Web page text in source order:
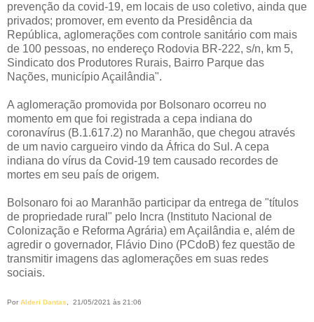
prevenção da covid-19, em locais de uso coletivo, ainda que
privados; promover, em evento da Presidência da
República, aglomerações com controle sanitário com mais
de 100 pessoas, no endereço Rodovia BR-222, s/n, km 5,
Sindicato dos Produtores Rurais, Bairro Parque das
Nações, município Açailândia".
A aglomeração promovida por Bolsonaro ocorreu no
momento em que foi registrada a cepa indiana do
coronavírus (B.1.617.2) no Maranhão, que chegou através
de um navio cargueiro vindo da África do Sul. A cepa
indiana do vírus da Covid-19 tem causado recordes de
mortes em seu país de origem.
Bolsonaro foi ao Maranhão participar da entrega de "títulos
de propriedade rural" pelo Incra (Instituto Nacional de
Colonização e Reforma Agrária) em Açailândia e, além de
agredir o governador, Flávio Dino (PCdoB) fez questão de
transmitir imagens das aglomerações em suas redes
sociais.
Por Alderi Dantas, 21/05/2021 às 21:06